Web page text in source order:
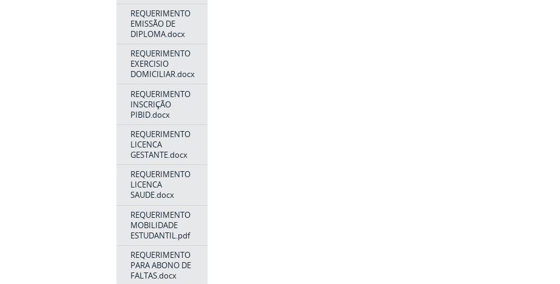
REQUERIMENTO
EMISSÃO DE
DIPLOMA.docx
REQUERIMENTO
EXERCISIO
DOMICILIAR.docx
REQUERIMENTO
INSCRIÇÃO
PIBID.docx
REQUERIMENTO
LICENCA
GESTANTE.docx
REQUERIMENTO
LICENCA
SAUDE.docx
REQUERIMENTO
MOBILIDADE
ESTUDANTIL.pdf
REQUERIMENTO
PARA ABONO DE
FALTAS.docx